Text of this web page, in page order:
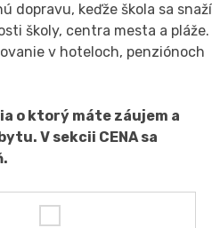
dopravu, keďže škola sa snaží
školy, centra mesta a pláže.
v hoteloch, penziónoch
o ktorý máte záujem a
V sekcii CENA sa